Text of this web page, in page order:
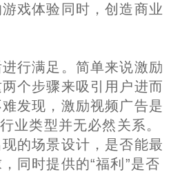
戏体验同时，创造商业
行满足。简单来说激励
个步骤来吸引用户进而
发现，激励视频广告是
业类型并无必然关系。
的场景设计，是否能最
同时提供的“福利”是否